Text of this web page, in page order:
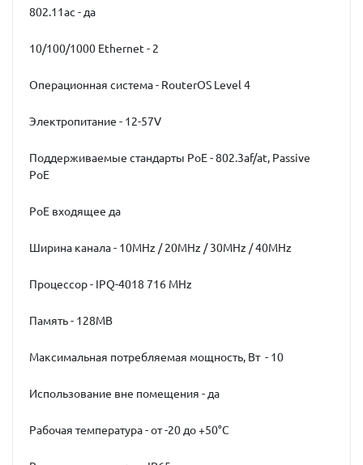
802.11ac - да
10/100/1000 Ethernet - 2
Операционная система - RouterOS Level 4
Электропитание - 12-57V
Поддерживаемые стандарты PoE - 802.3af/at, Passive
PoE
PoE входящее да
Ширина канала - 10MHz / 20MHz / 30MHz / 40MHz
Процессор - IPQ-4018 716 MHz
Память - 128MB
Максимальная потребляемая мощность, Вт - 10
Использование вне помещения - да
Рабочая температура - от -20 до +50°C